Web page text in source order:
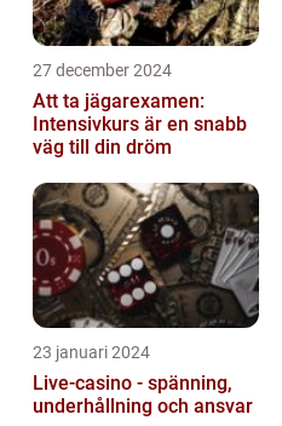
27 december 2024
Att ta jägarexamen:
Intensivkurs är en snabb
väg till din dröm
23 januari 2024
Live-casino - spänning,
underhållning och ansvar